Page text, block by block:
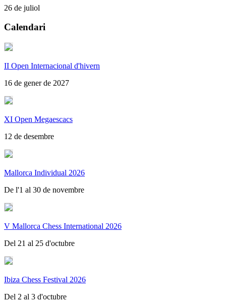
26 de juliol
Calendari
II Open Internacional d'hivern
16 de gener de 2027
XI Open Megaescacs
12 de desembre
Mallorca Individual 2026
De l'1 al 30 de novembre
V Mallorca Chess International 2026
Del 21 al 25 d'octubre
Ibiza Chess Festival 2026
Del 2 al 3 d'octubre